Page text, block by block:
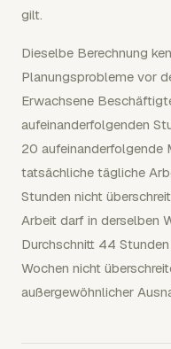
gilt.
Dieselbe Berechnung
Planungsprobleme vor
Erwachsene
aufeinanderfolgenden
20 aufeinanderfolgende
tatsächliche tägliche
Stunden nicht
Arbeit darf in derselben
Durchschnitt 44
Wochen nicht
außergewöhnlicher